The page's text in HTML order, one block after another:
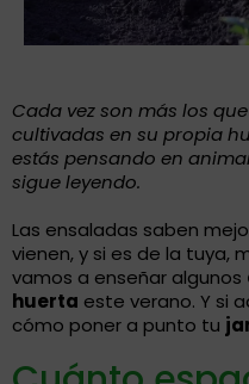
Cada vez son más los
cultivadas en su propia
estás pensando en
sigue leyendo.
Las ensaladas saben
vienen, y si es de la tuya,
vamos a enseñar algunos
huerta este verano. Y si
cómo poner a punto tu